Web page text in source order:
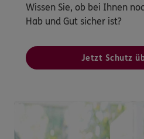
Wissen Sie, ob bei Ihnen
Hab und Gut sicher ist?
Jetzt Schutz